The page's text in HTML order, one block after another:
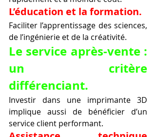
L’éducation et la formation.
Faciliter l’apprentissage des sciences,
de l’ingénierie et de la créativité.
Le service après-vente :
un critère
différenciant.
Investir dans une imprimante 3D
implique aussi de bénéficier d’un
service client performant.